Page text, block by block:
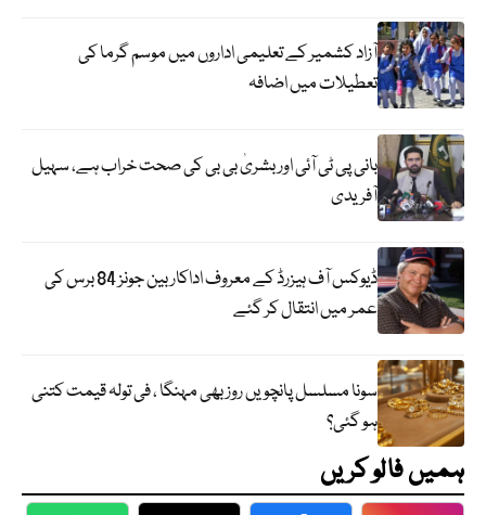
آزاد کشمیر کے تعلیمی اداروں میں موسم گرما کی
تعطیلات میں اضافہ
بانی پی ٹی آئی اور بشریٰ بی بی کی صحت خراب ہے، سہیل
آفریدی
ڈیوکس آف ہیزرڈ کے معروف اداکار بین جونز 84 برس کی
عمر میں انتقال کر گئے
سونا مسلسل پانچویں روز بھی مہنگا ، فی تولہ قیمت کتنی
ہو گئی؟
ہمیں فالو کریں